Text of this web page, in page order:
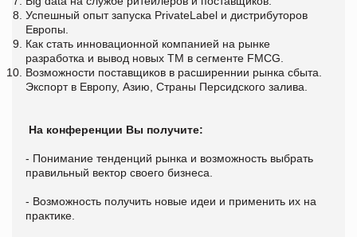
Успешный опыт запуска PrivateLabel и дистрибуторов
Европы.
Как стать инновационной компанией на рынке
разработка и вывод новых ТМ в сегменте FMCG.
Возможности поставщиков в расширеннии рынка сбыта.
Экспорт в Европу, Азию, Страны Персидского залива.
На конференции Вы получите:
- Понимание тенденций рынка и возможность выбрать
правильный вектор своего бизнеса.
- Возможность получить новые идеи и применить их на
практике.